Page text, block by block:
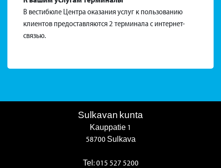
В вестибюле Центра оказания услуг к пользованию
клиентов предоставляются 2 терминала с интернет-
связью.
Sulkavan kunta
Kauppatie 1
58700 Sulkava
Tel:015 527 5200